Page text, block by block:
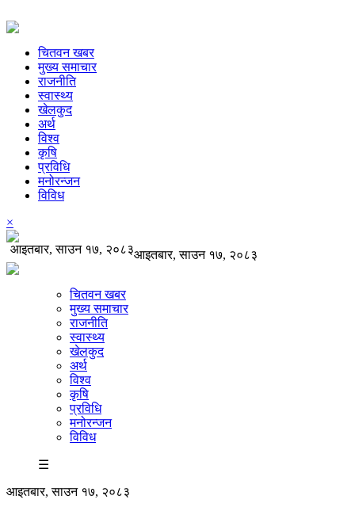
चितवन खबर
मुख्य समाचार
राजनीति
स्वास्थ्य
खेलकुद
अर्थ
विश्व
कृषि
प्रविधि
मनोरन्जन
विविध
×
आइतबार, साउन १७, २०८३आइतबार, साउन १७, २०८३
चितवन खबर
मुख्य समाचार
राजनीति
स्वास्थ्य
खेलकुद
अर्थ
विश्व
कृषि
प्रविधि
मनोरन्जन
विविध
☰
आइतबार, साउन १७, २०८३